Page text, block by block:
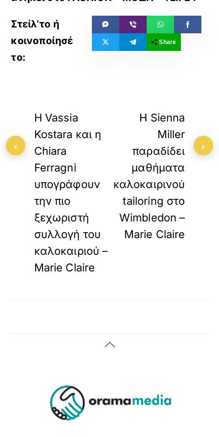
Share
Η Vassia
Kostara και η
Chiara
Ferragni
υπογράφουν
την πιο
ξεχωριστή
συλλογή του
καλοκαιριού –
Marie Claire
H Sienna
Miller
παραδίδει
μαθήματα
καλοκαιρινού
tailoring στο
Wimbledon –
Marie Claire
Back
‹ ›